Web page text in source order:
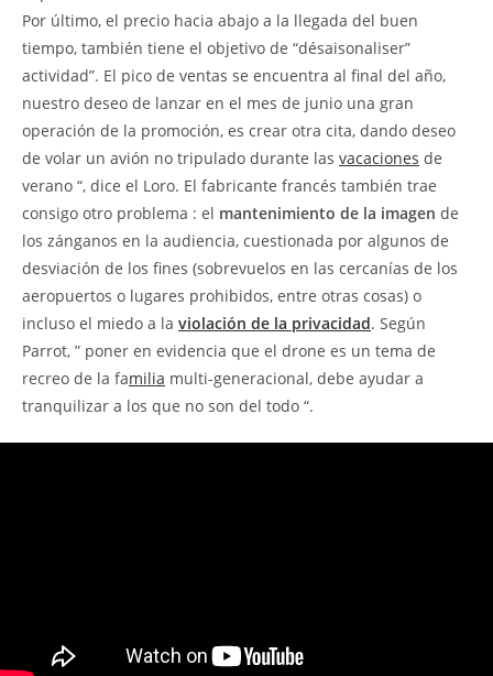
Por último, el precio hacia abajo a la llegada del buen
tiempo, también tiene el objetivo de “désaisonaliser”
actividad”. El pico de ventas se encuentra al final del año,
nuestro deseo de lanzar en el mes de junio una gran
operación de la promoción, es crear otra cita, dando deseo
de volar un avión no tripulado durante las vacaciones de
verano “, dice el Loro. El fabricante francés también trae
consigo otro problema : el mantenimiento de la imagen de
los zánganos en la audiencia, cuestionada por algunos de
desviación de los fines (sobrevuelos en las cercanías de los
aeropuertos o lugares prohibidos, entre otras cosas) o
incluso el miedo a la violación de la privacidad. Según
Parrot, ” poner en evidencia que el drone es un tema de
recreo de la familia multi-generacional, debe ayudar a
tranquilizar a los que no son del todo “.